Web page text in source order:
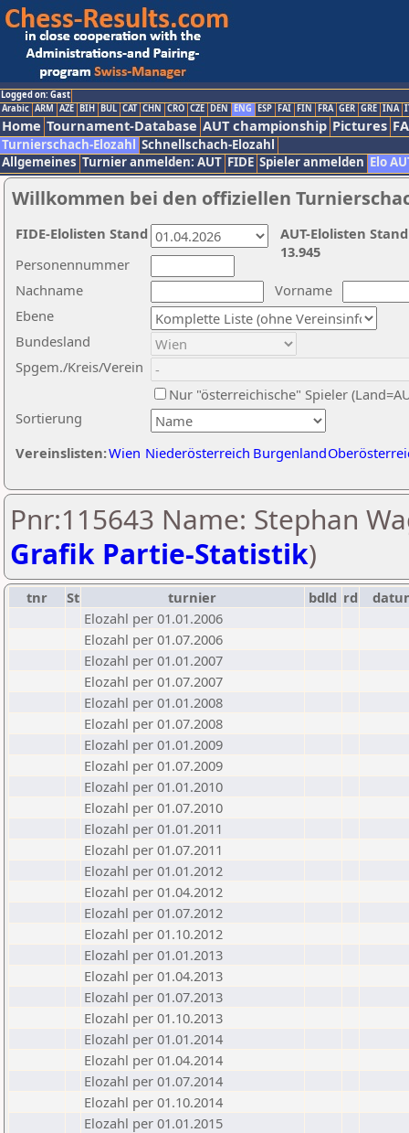
Logged on: Gast
Arabic ARM AZE BIH BUL CAT CHN CRO CZE DEN ENG ESP FAI FIN FRA GER GRE INA
Home Tournament-Database AUT championship Pictures
Turnierschach-Elozahl Schnellschach-Elozahl
Allgemeines Turnier anmelden: AUT FIDE Spieler anmelden Elo
Willkommen bei den offiziellen
Nachname
Vorname
Ebene
Sortierung
Personennummer
Bundesland
Spgem./Kreis/Verein
Nur "österreichische" Spieler
Vereinslisten:Wien Niederösterreich Burgenland
AUT-Elolisten
13.945
FIDE-Elolisten Stand
Pnr:115643 Name: Stephan
Grafik Partie-Statistik)
tnr St turnier bdld rd
Elozahl per 01.01.2006
Elozahl per 01.07.2006
Elozahl per 01.01.2007
Elozahl per 01.07.2007
Elozahl per 01.01.2008
Elozahl per 01.07.2008
Elozahl per 01.01.2009
Elozahl per 01.07.2009
Elozahl per 01.01.2010
Elozahl per 01.07.2010
Elozahl per 01.01.2011
Elozahl per 01.07.2011
Elozahl per 01.01.2012
Elozahl per 01.04.2012
Elozahl per 01.07.2012
Elozahl per 01.10.2012
Elozahl per 01.01.2013
Elozahl per 01.04.2013
Elozahl per 01.07.2013
Elozahl per 01.10.2013
Elozahl per 01.01.2014
Elozahl per 01.04.2014
Elozahl per 01.07.2014
Elozahl per 01.10.2014
Elozahl per 01.01.2015